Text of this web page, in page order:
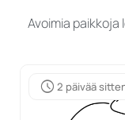
Avoimia paikkoja
schedule 2 päivää